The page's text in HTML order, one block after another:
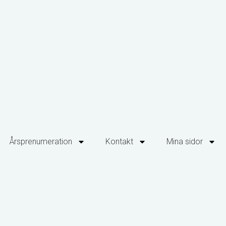
Årsprenumeration Kontakt Mina sidor